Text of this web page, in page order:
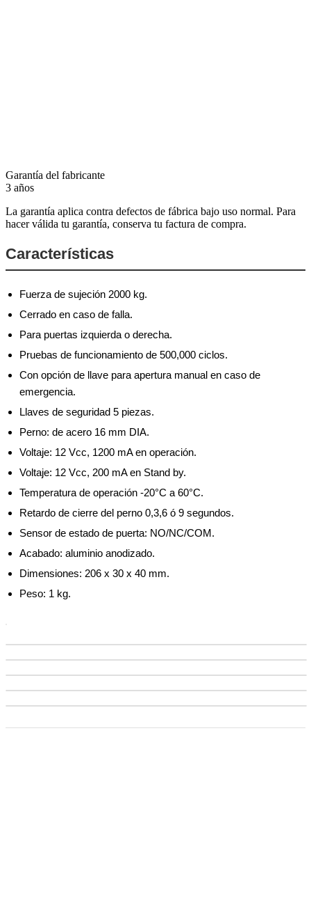
Garantía del fabricante
3 años
La garantía aplica contra defectos de fábrica bajo uso normal. Para
hacer válida tu garantía, conserva tu factura de compra.
Características
Fuerza de sujeción 2000 kg.
Cerrado en caso de falla.
Para puertas izquierda o derecha.
Pruebas de funcionamiento de 500,000 ciclos.
Con opción de llave para apertura manual en caso de
emergencia.
Llaves de seguridad 5 piezas.
Perno: de acero 16 mm DIA.
Voltaje: 12 Vcc, 1200 mA en operación.
Voltaje: 12 Vcc, 200 mA en Stand by.
Temperatura de operación -20°C a 60°C.
Retardo de cierre del perno 0,3,6 ó 9 segundos.
Sensor de estado de puerta: NO/NC/COM.
Acabado: aluminio anodizado.
Dimensiones: 206 x 30 x 40 mm.
Peso: 1 kg.